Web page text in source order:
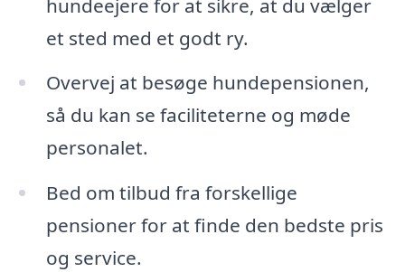
et sted med et godt ry.
Overvej at besøge hundepensionen,
så du kan se faciliteterne og møde
personalet.
Bed om tilbud fra forskellige
pensioner for at finde den bedste pris
og service.